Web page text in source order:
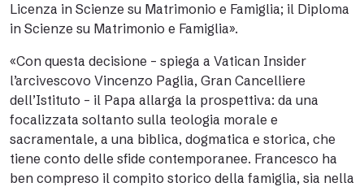
Licenza in Scienze su Matrimonio e Famiglia; il Diploma
in Scienze su Matrimonio e Famiglia».
«Con questa decisione – spiega a Vatican Insider
l’arcivescovo Vincenzo Paglia, Gran Cancelliere
dell’Istituto – il Papa allarga la prospettiva: da una
focalizzata soltanto sulla teologia morale e
sacramentale, a una biblica, dogmatica e storica, che
tiene conto delle sfide contemporanee. Francesco ha
ben compreso il compito storico della famiglia, sia nella